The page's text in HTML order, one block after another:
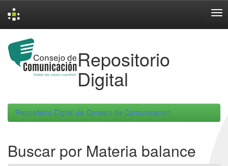
navigation
Repositorio
Digital
Repositorio Digital de Consejo de Comunicacion
Buscar por Materia balance